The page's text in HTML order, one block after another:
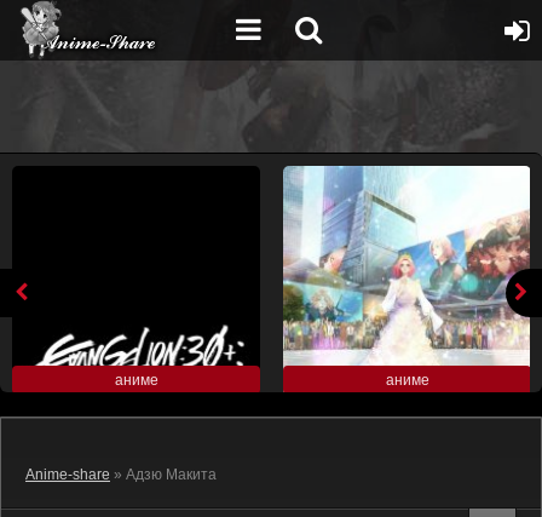
аниме аниме
Anime-share » Адзю Макита